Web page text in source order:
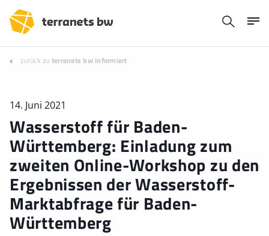
zurück zu terranets bw informiert
14. Juni 2021
Wasserstoff für Baden-
Württemberg: Einladung zum
zweiten Online-Workshop zu den
Ergebnissen der Wasserstoff-
Marktabfrage für Baden-
Württemberg